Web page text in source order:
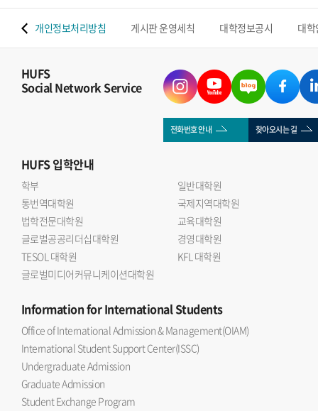
개인정보처리방침 게시판 운영세칙 대학정보공시 대
HUFS
Social Network Service
전화번호 안내 찾아오시는 길
HUFS입학안내
학부
일반대학원
통번역대학원
국제지역대학원
법학전문대학원
교육대학원
글로벌공공리더십대학원
경영대학원
TESOL 대학원
KFL 대학원
글로벌미디어커뮤니케이션대학원
Informationfor International Students
Office of International Admission & Management(OIAM)
International Student Support Center(ISSC)
Undergraduate Admission
Graduate Admission
Student Exchange Program